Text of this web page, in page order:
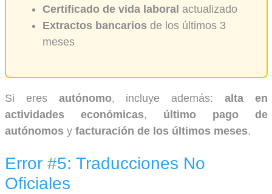
Certificado de vida laboral actualizado
Extractos bancarios de los últimos 3
meses
Si eres autónomo, incluye además: alta en
actividades económicas, último pago de
autónomos y facturación de los últimos meses.
Error #5: Traducciones No
Oficiales